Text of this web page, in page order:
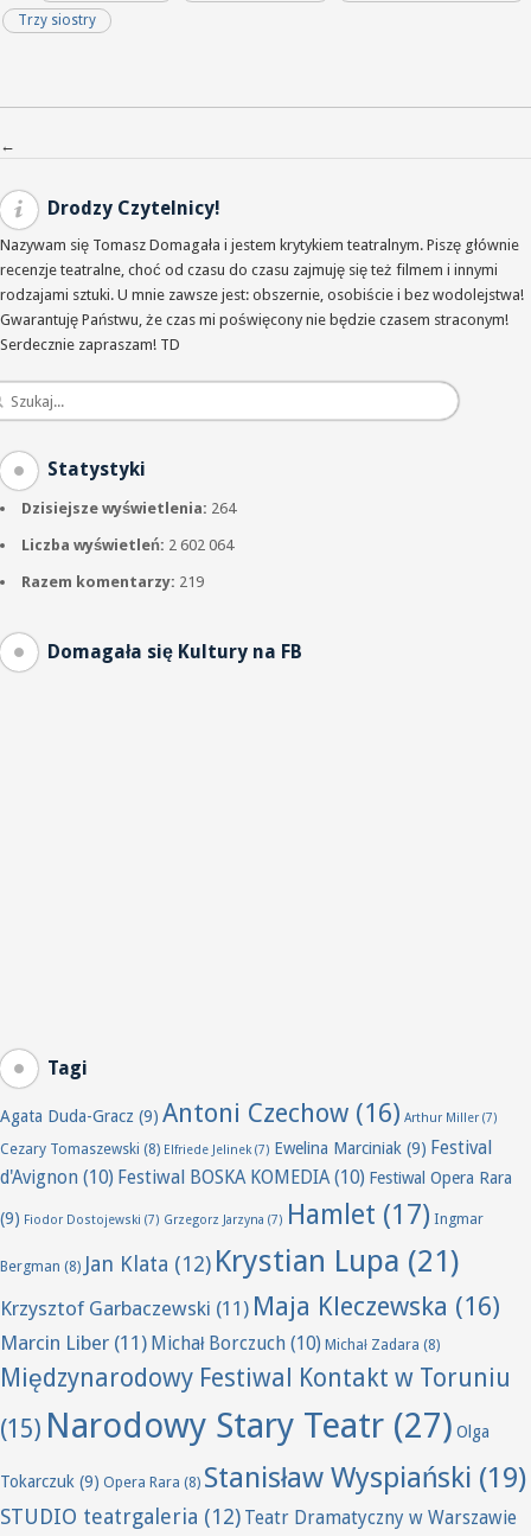
Trzy siostry
Nawigacja po wpisach
←
Drodzy Czytelnicy!
Nazywam się Tomasz Domagała i jestem krytykiem teatralnym. Piszę głównie
recenzje teatralne, choć od czasu do czasu zajmuję się też filmem i innymi
rodzajami sztuki. U mnie zawsze jest: obszernie, osobiście i bez wodolejstwa!
Gwarantuję Państwu, że czas mi poświęcony nie będzie czasem straconym!
Serdecznie zapraszam! TD
Statystyki
Dzisiejsze wyświetlenia: 264
Liczba wyświetleń: 2 602 064
Razem komentarzy: 219
Domagała się Kultury na FB
Tagi
Agata Duda-Gracz (9) Antoni Czechow (16) Arthur Miller (7)
Cezary Tomaszewski (8) Elfriede Jelinek(7) Ewelina Marciniak (9) Festival
d'Avignon (10) Festiwal BOSKA KOMEDIA(10) Festiwal Opera Rara
(9) Fiodor Dostojewski (7) Grzegorz Jarzyna (7) Hamlet (17) Ingmar
Bergman (8) Jan Klata (12) Krystian Lupa (21)
Krzysztof Garbaczewski (11) Maja Kleczewska (16)
Marcin Liber (11) Michał Borczuch (10) Michał Zadara (8)
Międzynarodowy Festiwal Kontakt w Toruniu
(15) Narodowy Stary Teatr (27) Olga
Tokarczuk (9) Opera Rara (8) Stanisław Wyspiański (19)
STUDIO teatrgaleria (12) Teatr Dramatyczny w Warszawie